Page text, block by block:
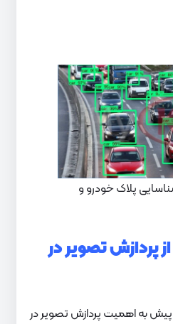
پلاک خودرو و
پردازش تصویر در
به اهمیت پردازش تصویر در